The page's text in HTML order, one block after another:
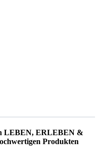
LEBEN, ERLEBEN &
Produkten